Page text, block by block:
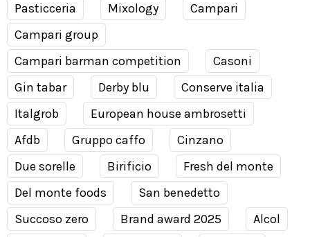
Pasticceria
Mixology
Campari
Campari group
Campari barman competition
Casoni
Gin tabar
Derby blu
Conserve italia
Italgrob
European house ambrosetti
Afdb
Gruppo caffo
Cinzano
Due sorelle
Birificio
Fresh del monte
Del monte foods
San benedetto
Succoso zero
Brand award 2025
Alcol